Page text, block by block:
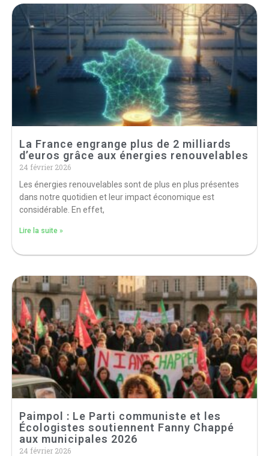
La France engrange plus de 2 milliards
d’euros grâce aux énergies renouvelables
24 février 2026
Les énergies renouvelables sont de plus en plus présentes
dans notre quotidien et leur impact économique est
considérable. En effet,
Lire la suite »
Paimpol : Le Parti communiste et les
Écologistes soutiennent Fanny Chappé
aux municipales 2026
24 février 2026